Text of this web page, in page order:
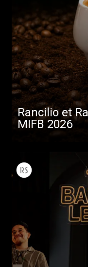
Rancilio et
MIFB 2026